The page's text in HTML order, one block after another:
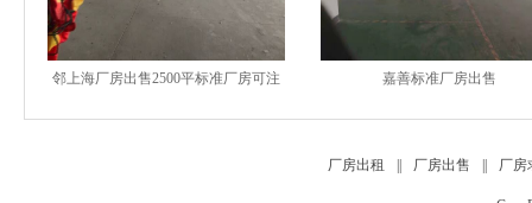
邻上海厂房出售2500平标准厂房可注 嘉善标准厂房出售
厂房出租 厂房出售 厂房